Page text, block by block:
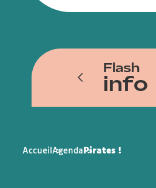
Flash
info
du 6 juillet au 13 novembre.
la rue de la Part-Dieu, la rue
Accueil Agenda Pirates !